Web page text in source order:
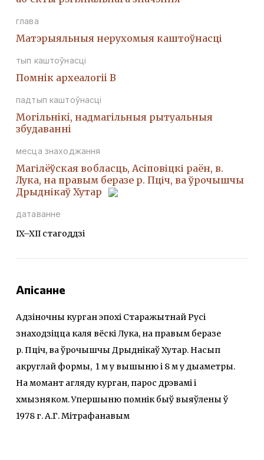
глава
Матэрыяльныя нерухомыя каштоўнасці
тып каштоўнасці
Помнiк археалогii В
падтып каштоўнасці
Могiльнiкi, надмагiльныя рытуальныя
збудаваннi
месца знаходжання
Магілёўская вобласць, Асіповіцкі раён, в.
Лука, на правым беразе р. Пціч, ва ўрочышчы
Дрыднікаў Хутар
датаванне
IX–XII стагоддзі
Апісанне
Адзіночны курган эпохі Старажытнай Русі
знаходзіцца каля вёскі Лука, на правым беразе
р. Пціч, ва ўрочышчы Дрыднікаў Хутар. Насып
акруглай формы, 1 м у вышыню і 8 м у дыаметры.
На момант агляду курган, парос дрэвамі і
хмызняком. Упершыню помнік быў выяўлены ў
1978 г. А.Г. Мітрафанавым